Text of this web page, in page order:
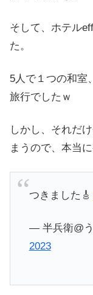
そして、ホテル
た。
5人で１つの和室
旅行でしたｗ
しかし、それだ
まうので、本当
つきました🎸
— 半兵衛@
2023